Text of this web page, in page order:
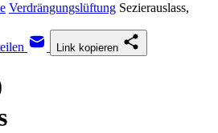
Verdrängungslüftung Sezierauslass,
Link kopieren